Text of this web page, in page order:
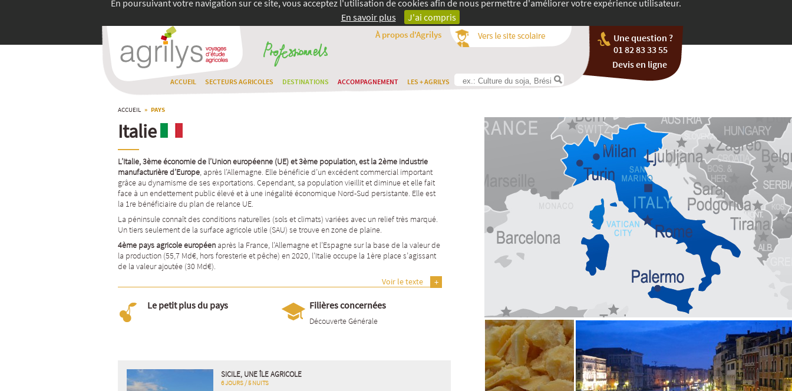
En poursuivant votre navigation sur ce site, vous acceptez l'utilisation de cookies afin de nous permettre d'améliorer votre expérience utilisateur.
En savoir plus
J'ai compris
Une question ?
01 82 83 33 55
Devis en ligne
À propos d'Agrilys
ACCUEIL SECTEURS AGRICOLES DESTINATIONS ACCOMPAGNEMENT LES + AGRILYS
ACCUEIL » PAYS
Italie
L’Italie, 3ème économie de l’Union européenne (UE) et 3ème population, est la 2ème industrie
manufacturière d’Europe, après l’Allemagne. Elle bénéficie d’un excédent commercial important
grâce au dynamisme de ses exportations. Cependant, sa population vieillit et diminue et elle fait
face à un endettement public élevé et à une inégalité économique Nord-Sud persistante. Elle est
la 1re bénéficiaire du plan de relance UE.
La péninsule connaît des conditions naturelles (sols et climats) variées avec un relief très marqué.
Un tiers seulement de la surface agricole utile (SAU) se trouve en zone de plaine.
4ème pays agricole européen après la France, l’Allemagne et l’Espagne sur la base de la valeur de
la production (55,7 Md€, hors foresterie et pêche) en 2020, l’Italie occupe la 1ère place s’agissant
de la valeur ajoutée (30 Md€).
Voir le texte
Le petit plus du pays Filières concernées
Découverte Générale
SICILE, UNE ÎLE AGRICOLE
6 JOURS / 5 NUITS